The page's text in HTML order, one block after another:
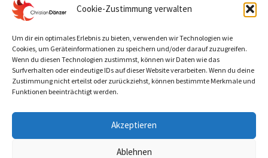
Cookie-Zustimmung verwalten
Um dir ein optimales Erlebnis zu bieten, verwenden wir Technologien wie
Cookies, um Geräteinformationen zu speichern und/oder darauf zuzugreifen.
Wenn du diesen Technologien zustimmst, können wir Daten wie das
Surfverhalten oder eindeutige IDs auf dieser Website verarbeiten. Wenn du deine
Zustimmung nicht erteilst oder zurückziehst, können bestimmte Merkmale und
Funktionen beeinträchtigt werden.
Akzeptieren
Ablehnen
Indem du auf eine ganz bestimmte Art & Weise in
Situationen auseinandersetzt, die diese Muster
unbewusst geschaffen haben, befreist du dich von den
unscheinbaren und doch lebens-kontrollierenden
Einflüssen und kannst dein Leben in eine neue
Richtung lenken.
Ein neues Kapitel